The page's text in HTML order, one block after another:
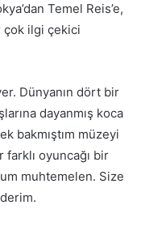
Temel Reis’e,
çok ilgi çekici
Dünyanın dört bir
dayanmış koca
bakmıştım müzeyi
oyuncağı bir
muhtemelen. Size